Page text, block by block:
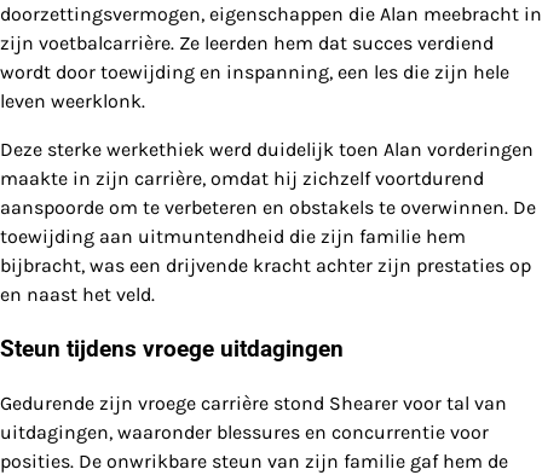
doorzettingsvermogen, eigenschappen die Alan meebracht in
zijn voetbalcarrière. Ze leerden hem dat succes verdiend
wordt door toewijding en inspanning, een les die zijn hele
leven weerklonk.
Deze sterke werkethiek werd duidelijk toen Alan vorderingen
maakte in zijn carrière, omdat hij zichzelf voortdurend
aanspoorde om te verbeteren en obstakels te overwinnen. De
toewijding aan uitmuntendheid die zijn familie hem
bijbracht, was een drijvende kracht achter zijn prestaties op
en naast het veld.
Steun tijdens vroege uitdagingen
Gedurende zijn vroege carrière stond Shearer voor tal van
uitdagingen, waaronder blessures en concurrentie voor
posities. De onwrikbare steun van zijn familie gaf hem de